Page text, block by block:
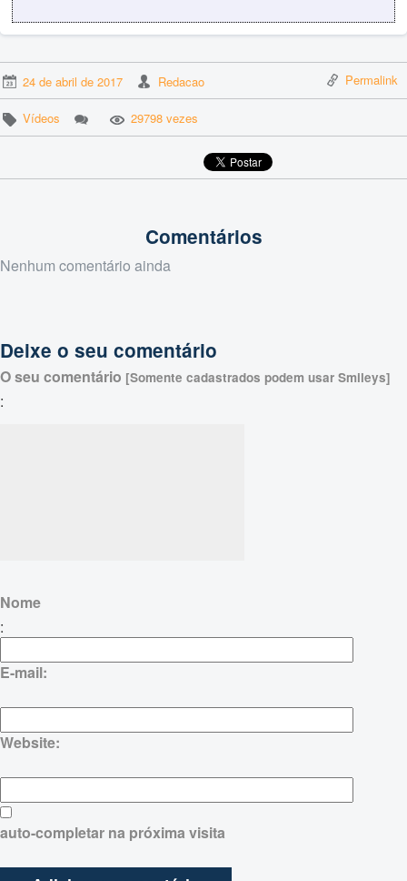
24 de abril de 2017 Redacao Permalink
Vídeos 29798 vezes
Comentários
Nenhum comentário ainda
Deixe o seu comentário
O seu comentário [Somente cadastrados podem usar Smileys]
:
Nome
:
E-mail:
Website:
auto-completar na próxima visita